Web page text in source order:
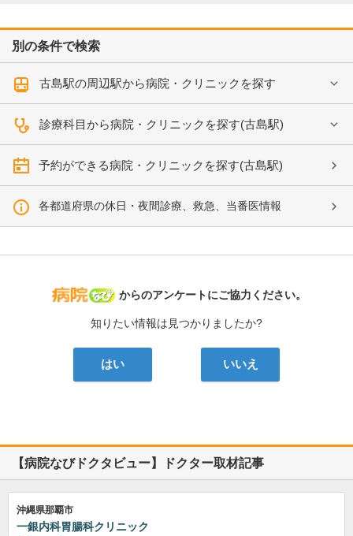
別の条件で検索
古島駅の周辺駅から病院・クリニックを探す
診療科目から病院・クリニックを探す(古島駅)
予約ができる病院・クリニックを探す(古島駅)
各都道府県の休日・夜間診療、救急、当番医情報
病院なび
からのアンケートにご協力ください。
知りたい情報は見つかりましたか?
はい いいえ
【病院なびドクタビュー】ドクター取材記事
沖縄県那覇市
一銀内科胃腸科クリニック